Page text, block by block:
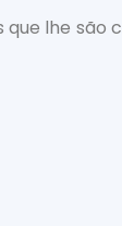
lhe são